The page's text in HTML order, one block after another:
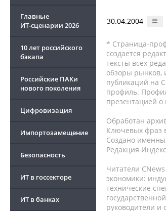
Главные
ИТ-сценарии 2026
10 лет российского
бэкапа
Российские ПАКи
нового поколения
Цифровизация
Импортозамещение
Безопасность
ИТ в госсекторе
ИТ в банках
30.04.2004
* Страница-
создается
тексты всех
обзоры рынков,
публикаций на
профиль.
презентацией о
Обработан
Ключевых фраз
Создано
Редакция
Читатели
экономики:
технические
руководители и